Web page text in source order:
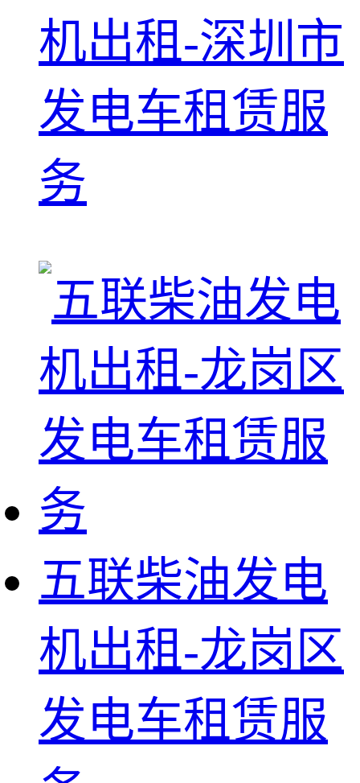
机出租-深圳市
发电车租赁服
务
五联柴油发电
机出租-龙岗区
发电车租赁服